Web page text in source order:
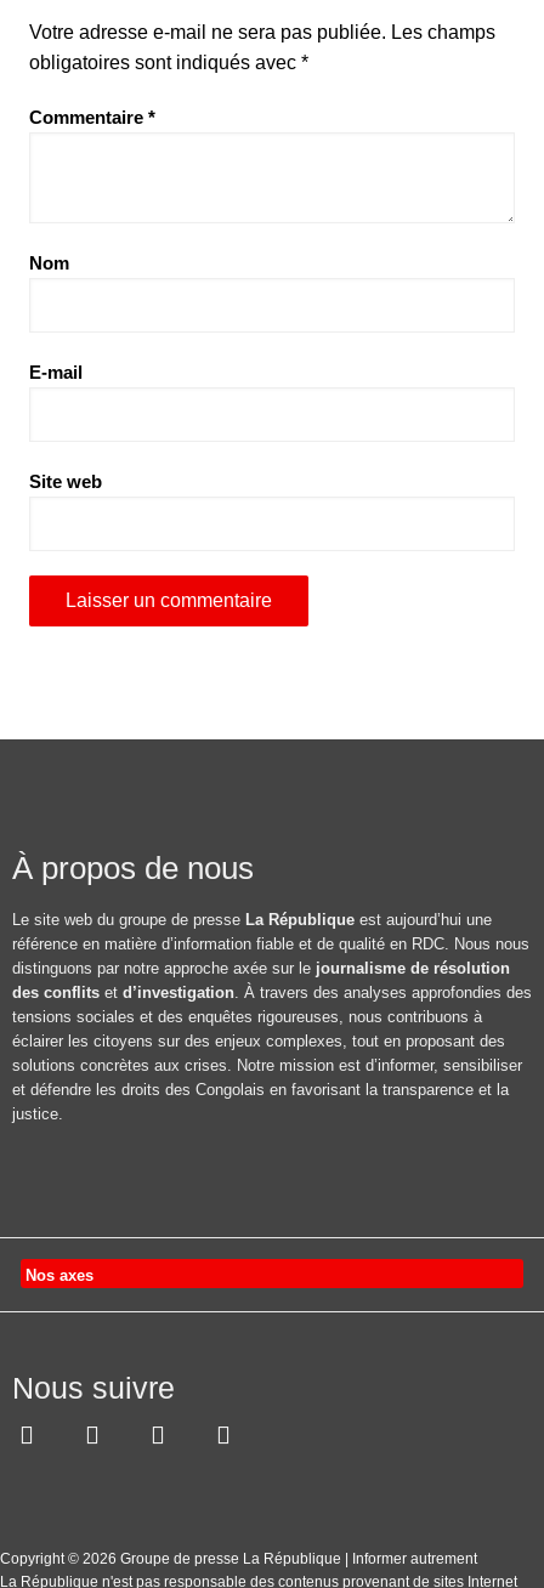
Votre adresse e-mail ne sera pas publiée. Les champs
obligatoires sont indiqués avec *
Commentaire *
Nom
E-mail
Site web
À propos de nous
Le site web du groupe de presse La République est aujourd’hui une
référence en matière d’information fiable et de qualité en RDC. Nous nous
distinguons par notre approche axée sur le journalisme de résolution
des conflits et d’investigation. À travers des analyses approfondies des
tensions sociales et des enquêtes rigoureuses, nous contribuons à
éclairer les citoyens sur des enjeux complexes, tout en proposant des
solutions concrètes aux crises. Notre mission est d’informer, sensibiliser
et défendre les droits des Congolais en favorisant la transparence et la
justice.
Nos axes
Nous suivre
Copyright © 2026 Groupe de presse La République | Informer autrement
La République n'est pas responsable des contenus provenant de sites Internet